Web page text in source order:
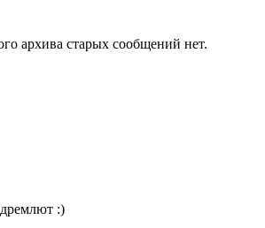
архива старых сообщений нет.
дремлют :)